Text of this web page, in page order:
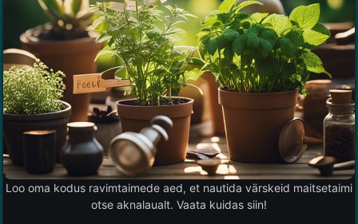
Loo oma kodus ravimtaimede aed, et nautida värskeid maitsetaimi
otse aknalaualt. Vaata kuidas siin!